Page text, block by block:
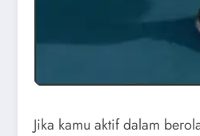
Jika kamu aktif dalam